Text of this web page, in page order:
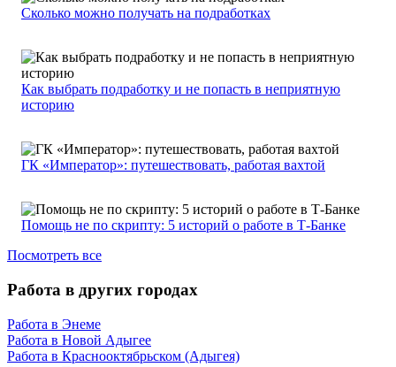
Сколько можно получать на подработках
Как выбрать подработку и не попасть в неприятную
историю
ГК «Император»: путешествовать, работая вахтой
Помощь не по скрипту: 5 историй о работе в Т-Банке
Посмотреть все
Работа в других городах
Работа в Энеме
Работа в Новой Адыгее
Работа в Краснооктябрьском (Адыгея)